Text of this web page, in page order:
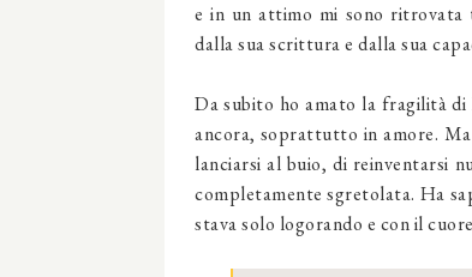
e in un attimo mi sono
dalla sua scrittura e dalla sua
Da subito ho amato la fragilità
ancora, soprattutto in amore.
lanciarsi al buio, di reinventarsi
completamente sgretolata. Ha
stava solo logorando e con il